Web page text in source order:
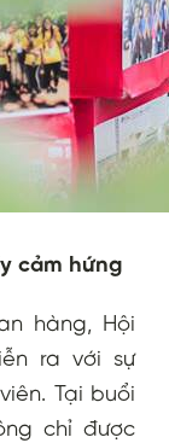
cảm hứng
hàng, Hội
ra với sự
Tại buổi
chỉ được